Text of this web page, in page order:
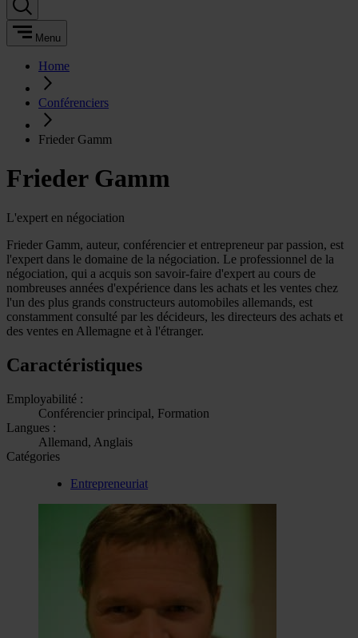
Menu
Home
Conférenciers
Frieder Gamm
Frieder Gamm
L'expert en négociation
Frieder Gamm, auteur, conférencier et entrepreneur par passion, est
l'expert dans le domaine de la négociation. Le professionnel de la
négociation, qui a acquis son savoir-faire d'expert au cours de
nombreuses années d'expérience dans les achats et les ventes chez
l'un des plus grands constructeurs automobiles allemands, est
constamment consulté par les décideurs, les directeurs des achats et
des ventes en Allemagne et à l'étranger.
Caractéristiques
Employabilité :
Conférencier principal, Formation
Langues :
Allemand, Anglais
Catégories
Entrepreneuriat